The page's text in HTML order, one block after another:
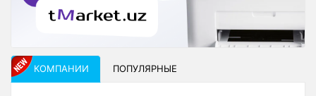
КОМПАНИИ ПОПУЛЯРНЫЕ